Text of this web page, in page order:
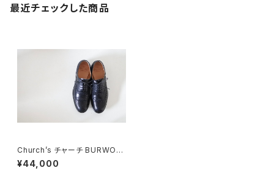
最近チェックした商品
Church’s チャーチ BURWOO
D バーウッド 34 Black
¥44,000